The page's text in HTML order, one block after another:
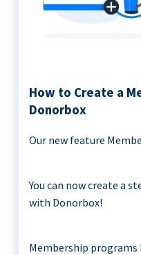
How to Create a
Donorbox
Our new feature
You can now create a
with Donorbox!
Membership programs